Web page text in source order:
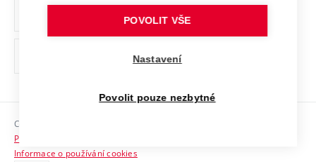
Ochrana osobních údajů
odkaz)
Sociální bezpečí
HR Award
Copyright © 2026 VUT
Prohlášení o přístupnosti
Informace o používání cookies
POVOLIT VŠE
Nastavení
Povolit pouze nezbytné